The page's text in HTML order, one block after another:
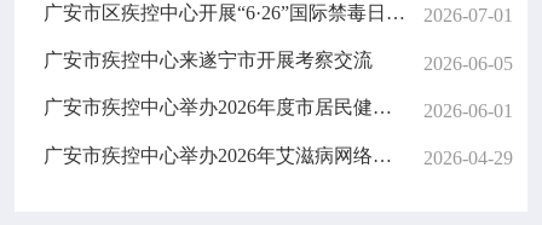
广安市区疾控中心开展“6·26”国际禁毒日主题宣传活动 2026-07-01
广安市疾控中心来遂宁市开展考察交流 2026-06-05
广安市疾控中心举办2026年度市居民健康素养监测培训会 2026-06-01
广安市疾控中心举办2026年艾滋病网络实验室管理及检测能力提升培训会 2026-04-29